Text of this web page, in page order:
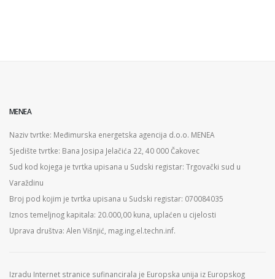
MENEA
Naziv tvrtke: Međimurska energetska agencija d.o.o. MENEA
Sjedište tvrtke: Bana Josipa Jelačića 22, 40 000 Čakovec
Sud kod kojega je tvrtka upisana u Sudski registar: Trgovački sud u
Varaždinu
Broj pod kojim je tvrtka upisana u Sudski registar: 070084035
Iznos temeljnog kapitala: 20.000,00 kuna, uplaćen u cijelosti
Uprava društva: Alen Višnjić, mag.ing.el.techn.inf.
Izradu Internet stranice sufinancirala je Europska unija iz Europskog